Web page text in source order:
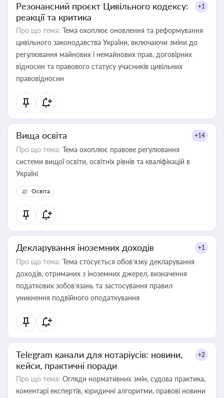
Резонансний проєкт Цивільного кодексу:
реакції та критика
+1
Про що тема: Тема охоплює оновлення та реформування
цивільного законодавства України, включаючи зміни до
регулювання майнових і немайнових прав, договірних
відносин та правового статусу учасників цивільних
правовідносин
Вища освіта +14
Про що тема: Тема охоплює правове регулювання
системи вищої освіти, освітніх рівнів та кваліфікацій в
Україні
Освіта
Декларування іноземних доходів +1
Про що тема: Тема стосується обов’язку декларування
доходів, отриманих з іноземних джерел, визначення
податкових зобов’язань та застосування правил
уникнення подвійного оподаткування
Telegram канали для нотаріусів: новини,
кейси, практичні поради
+2
Про що тема: Огляди нормативних змін, судова практика,
коментарі експертів, юридичні алгоритми, правові новини